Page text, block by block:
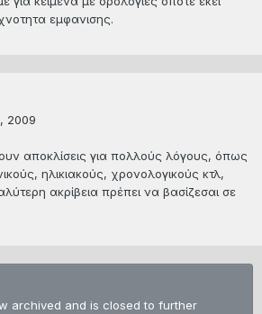
εμφανισης.
2009
αποκλίσεις για πολλούς λόγους, όπως
ηλικιακούς, χρονολογικούς κτλ,
ακρίβεια πρέπει να βασίζεσαι σε
archived and is closed to further